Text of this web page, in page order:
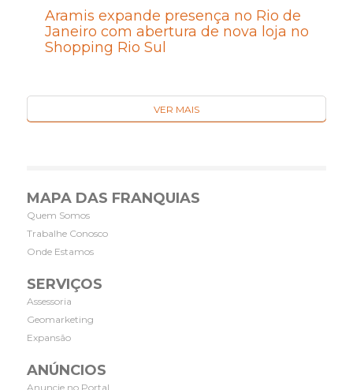
Aramis expande presença no Rio de
Janeiro com abertura de nova loja no
Shopping Rio Sul
VER MAIS
MAPA DAS FRANQUIAS
Quem Somos
Trabalhe Conosco
Onde Estamos
SERVIÇOS
Assessoria
Geomarketing
Expansão
ANÚNCIOS
Anuncie no Portal